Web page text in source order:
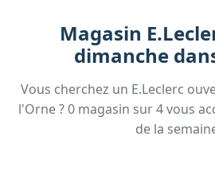
Magasin
dimanche
Vous cherchez un E.Leclerc
l'Orne?0 magasin sur 4 vous
de la